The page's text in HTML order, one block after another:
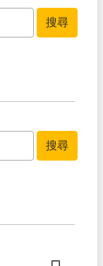
搜尋
搜尋